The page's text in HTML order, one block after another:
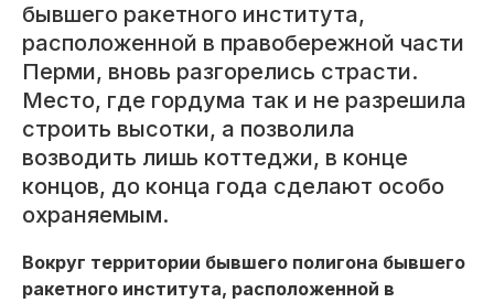
бывшего ракетного института,
расположенной в правобережной части
Перми, вновь разгорелись страсти.
Место, где гордума так и не разрешила
строить высотки, а позволила
возводить лишь коттеджи, в конце
концов, до конца года сделают особо
охраняемым.
Вокруг территории бывшего полигона бывшего
ракетного института, расположенной в